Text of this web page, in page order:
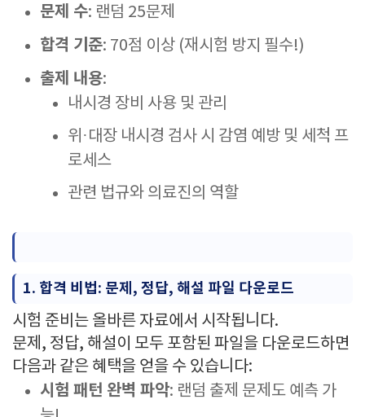
문제 수: 랜덤 25문제
합격 기준: 70점 이상 (재시험 방지 필수!)
출제 내용:
내시경 장비 사용 및 관리
위·대장 내시경 검사 시 감염 예방 및 세척 프
로세스
관련 법규와 의료진의 역할
1. 합격 비법: 문제, 정답, 해설 파일 다운로드
시험 준비는 올바른 자료에서 시작됩니다.
문제, 정답, 해설이 모두 포함된 파일을 다운로드하면
다음과 같은 혜택을 얻을 수 있습니다:
시험 패턴 완벽 파악: 랜덤 출제 문제도 예측 가